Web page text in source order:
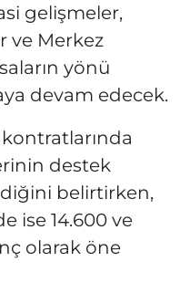
gelişmeler,
ve Merkez
yönü
devam edecek.
destek
belirtirken,
ise 14.600 ve
olarak öne